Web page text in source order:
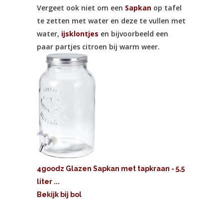
Vergeet ook niet om een Sapkan op tafel
te zetten met water en deze te vullen met
water, ijsklontjes en bijvoorbeeld een
paar partjes citroen bij warm weer.
4goodz Glazen Sapkan met tapkraan - 5,5
liter ...
Bekijk bij bol